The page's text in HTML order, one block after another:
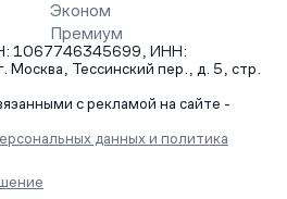
Эконом
Премиум
1067746345699, ИНН:
Тессинский пер., д. 5, стр.
с рекламой на сайте -
данных и политика